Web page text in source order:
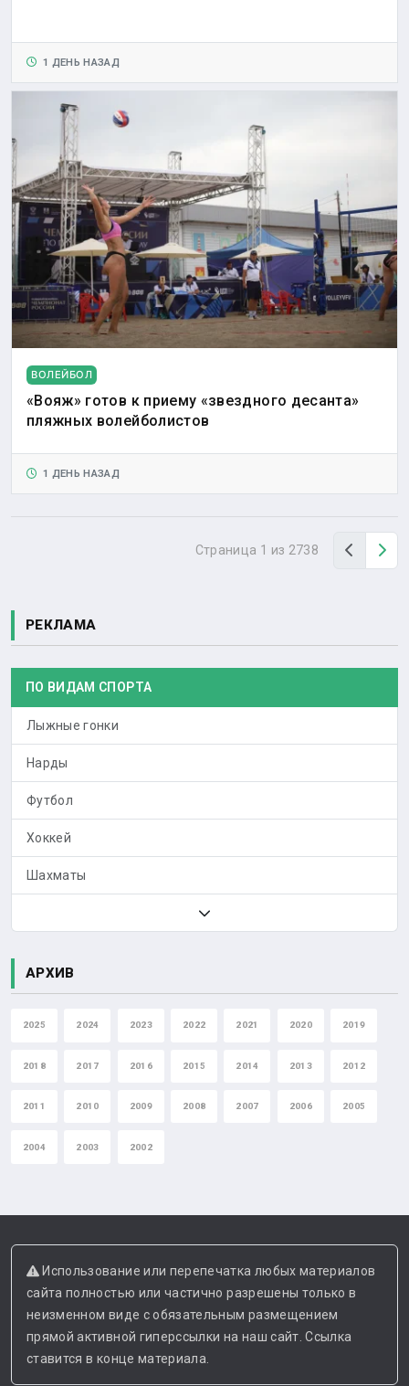
1 ДЕНЬ НАЗАД
ВОЛЕЙБОЛ
«Вояж» готов к приему «звездного десанта»
пляжных волейболистов
1 ДЕНЬ НАЗАД
Страница 1 из 2738 Назад
РЕКЛАМА
ПО ВИДАМ СПОРТА
Лыжные гонки
Нарды
Футбол
Хоккей
Шахматы
АРХИВ
2025 2024 2023 2022 2021 2020 2019
2018 2017 2016 2015 2014 2013 2012
2011 2010 2009 2008 2007 2006 2005
2004 2003 2002
Использование или перепечатка любых материалов
сайта полностью или частично разрешены только в
неизменном виде с обязательным размещением
прямой активной гиперссылки на наш сайт. Ссылка
ставится в конце материала.